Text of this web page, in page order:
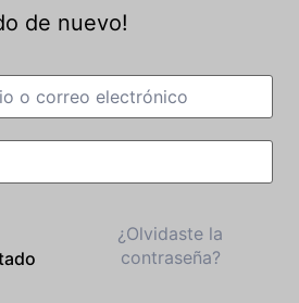
de nuevo!
¿Olvidaste la
contraseña?